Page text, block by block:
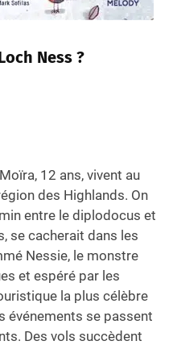
Ness ?
12 ans, vivent au
des Highlands. On
entre le diplodocus et
se cacherait dans les
Nessie, le monstre
et espéré par les
la plus célèbre
événements se passent
Des vols succèdent